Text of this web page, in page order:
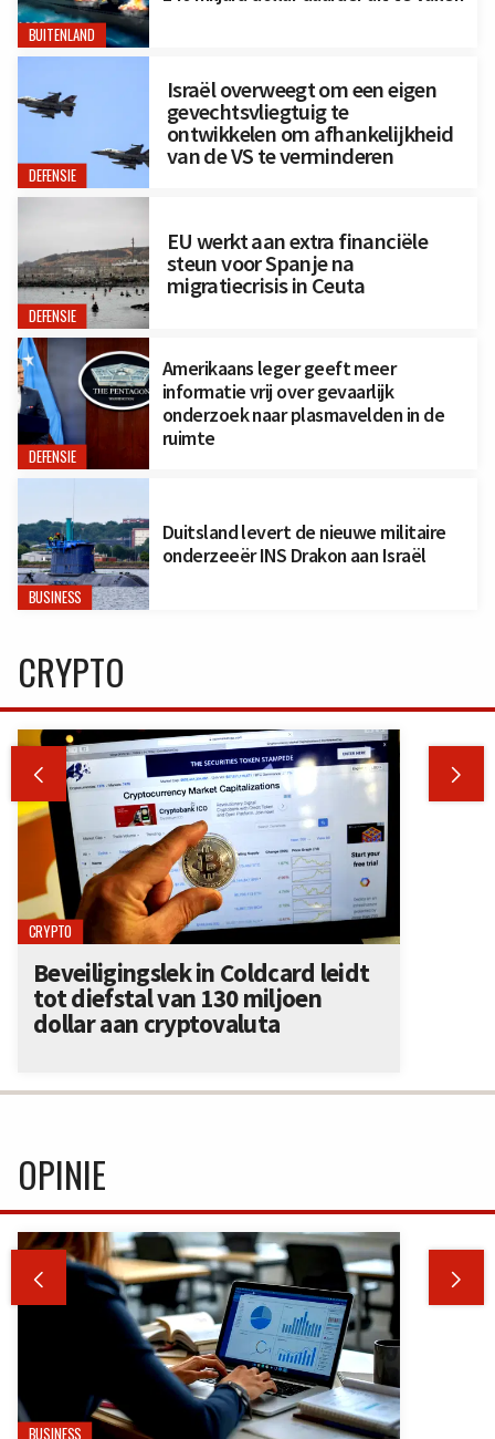
BUITENLAND
DEFENSIE
Israël overweegt om een eigen
gevechtsvliegtuig te
ontwikkelen om afhankelijkheid
van de VS te verminderen
DEFENSIE
EU werkt aan extra financiële
steun voor Spanje na
migratiecrisis in Ceuta
DEFENSIE
Amerikaans leger geeft meer
informatie vrij over gevaarlijk
onderzoek naar plasmavelden in de
ruimte
BUSINESS
Duitsland levert de nieuwe militaire
onderzeeër INS Drakon aan Israël
CRYPTO
 
CRYPTO
Beveiligingslek in Coldcard leidt
tot diefstal van 130 miljoen
dollar aan cryptovaluta
OPINIE
 
BUSINESS